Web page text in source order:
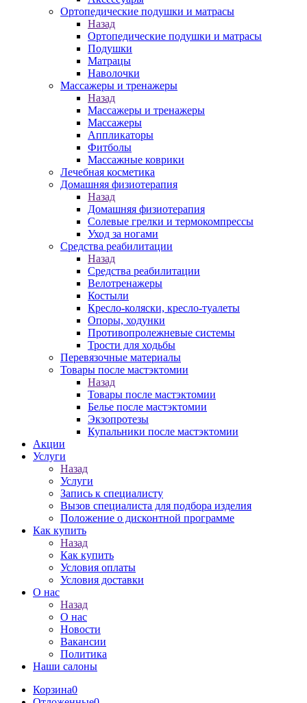
Ортопедические подушки и матрасы
Назад
Ортопедические подушки и матрасы
Подушки
Матрацы
Наволочки
Массажеры и тренажеры
Назад
Массажеры и тренажеры
Массажеры
Аппликаторы
Фитболы
Массажные коврики
Лечебная косметика
Домашняя физиотерапия
Назад
Домашняя физиотерапия
Солевые грелки и термокомпрессы
Уход за ногами
Средства реабилитации
Назад
Средства реабилитации
Велотренажеры
Костыли
Кресло-коляски, кресло-туалеты
Опоры, ходунки
Противопролежневые системы
Трости для ходьбы
Перевязочные материалы
Товары после мастэктомии
Назад
Товары после мастэктомии
Белье после мастэктомии
Экзопротезы
Купальники после мастэктомии
Акции
Услуги
Назад
Услуги
Запись к специалисту
Вызов специалиста для подбора изделия
Положение о дисконтной программе
Как купить
Назад
Как купить
Условия оплаты
Условия доставки
О нас
Назад
О нас
Новости
Вакансии
Политика
Наши салоны
Корзина0